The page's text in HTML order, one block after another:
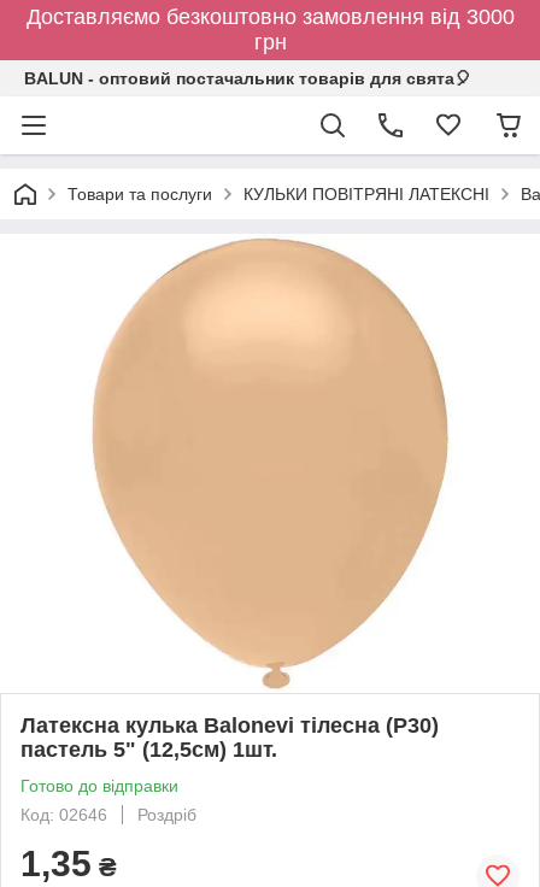
Доставляємо безкоштовно замовлення від 3000
грн
BALUN - оптовий постачальник товарів для свята🎈
Товари та послуги КУЛЬКИ ПОВІТРЯНІ ЛАТЕКСНІ
Латексна кулька Balonevi тілесна (P30)
пастель 5" (12,5см) 1шт.
Готово до відправки
Код: 02646
Роздріб
1,35 ₴